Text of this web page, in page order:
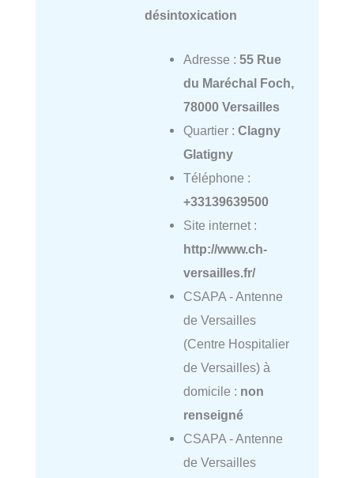
désintoxication
Adresse : 55 Rue
du Maréchal Foch,
78000 Versailles
Quartier : Clagny
Glatigny
Téléphone :
+33139639500
Site internet :
http://www.ch-
versailles.fr/
CSAPA - Antenne
de Versailles
(Centre Hospitalier
de Versailles) à
domicile : non
renseigné
CSAPA - Antenne
de Versailles